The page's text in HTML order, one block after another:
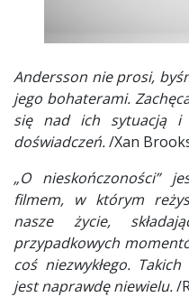
Andersson nie prosi,
jego bohaterami.
się nad ich sytuacją i
doświadczeń./Xan
„O nieskończoności”
filmem, w którym
nasze życie,
przypadkowych
coś niezwykłego.
jest naprawdę niewielu./